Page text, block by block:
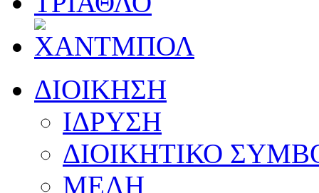
ΔΙΟΙΚΗΣΗ
ΙΔΡΥΣΗ
ΔΙΟΙΚΗΤΙΚΟ
ΜΕΛΗ